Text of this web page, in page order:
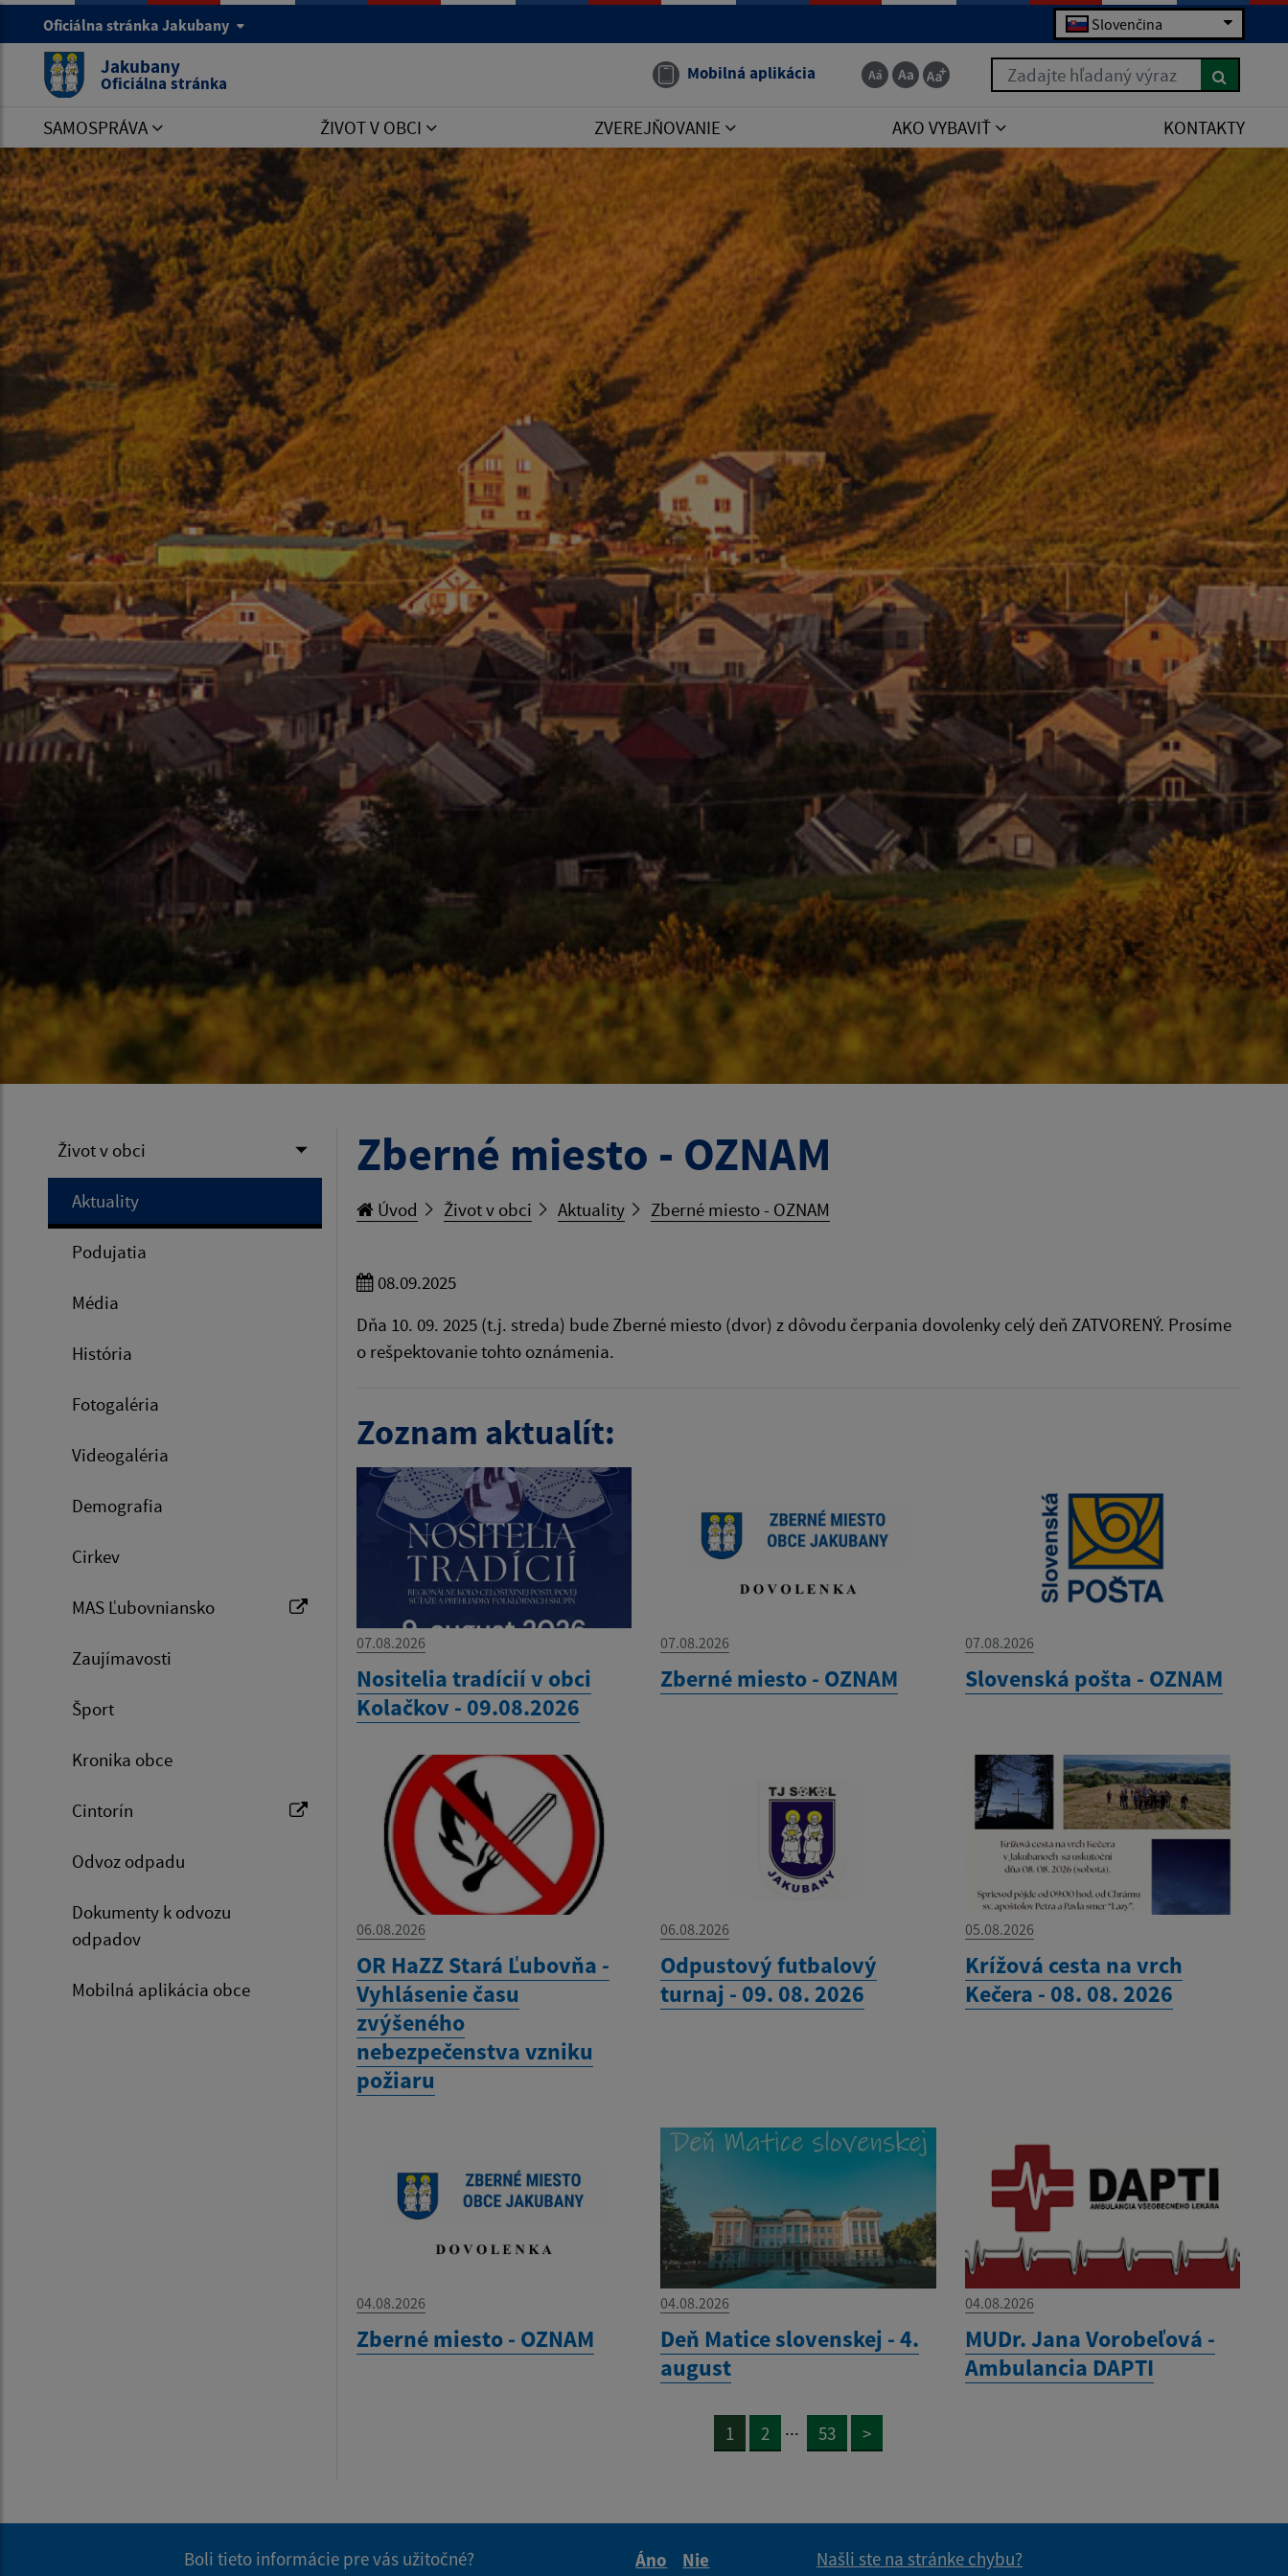
Oficiálna stránka Jakubany Slovenčina
Jakubany
Oficiálna stránka Mobilná aplikácia Zadajte hľadaný výraz
SAMOSPRÁVA ŽIVOT V OBCI ZVEREJŇOVANIE AKO VYBAVIŤ KONTAKTY
Život v obci
Aktuality
Podujatia
Média
História
Fotogaléria
Videogaléria
Demografia
Cirkev
MAS Ľubovniansko
Zaujímavosti
Šport
Kronika obce
Cintorín
Odvoz odpadu
Dokumenty k odvozu
odpadov
Mobilná aplikácia obce
Zberné miesto - OZNAM
Úvod Život v obci Aktuality Zberné miesto - OZNAM
08.09.2025
Dňa 10. 09. 2025 (t.j. streda) bude Zberné miesto (dvor) z dôvodu čerpania dovolenky celý deň ZATVORENÝ. Prosíme
o rešpektovanie tohto oznámenia.
Zoznam aktualít:
07.08.2026
Nositelia tradícií v obci
Kolačkov - 09.08.2026
07.08.2026
Zberné miesto - OZNAM
07.08.2026
Slovenská pošta - OZNAM
06.08.2026
OR HaZZ Stará Ľubovňa -
Vyhlásenie času
zvýšeného
nebezpečenstva vzniku
požiaru
06.08.2026
Odpustový futbalový
turnaj - 09. 08. 2026
05.08.2026
Krížová cesta na vrch
Kečera - 08. 08. 2026
04.08.2026
Zberné miesto - OZNAM
04.08.2026
Deň Matice slovenskej - 4.
august
04.08.2026
MUDr. Jana Vorobeľová -
Ambulancia DAPTI
1 2 ... 53 >
Boli tieto informácie pre vás užitočné?
Áno
Nie
Našli ste na stránke chybu?